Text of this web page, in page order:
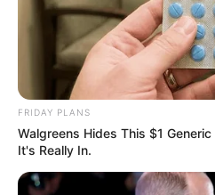
Just Stop Drinking These 3
FRIDAY PLANS
Walgreens Hides This $1
It's Really In.